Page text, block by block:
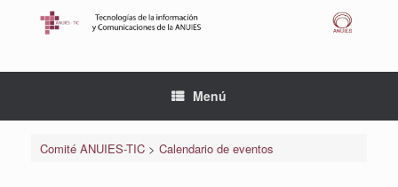
Menú
Comité ANUIES-TIC> Calendario de eventos